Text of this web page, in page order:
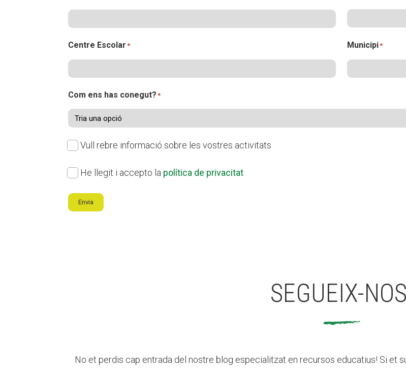
Centre Escolar * Municipi*
Com ens has conegut? *
Subscriu-
al
nostre
Vull rebre informació sobre les vostres activitats
Política
privacitat
He llegit i accepto la política de privacitat
Envia
SEGUEIX-
No et perdis cap entrada del nostre blog especialitzat en recursos educatius! Si et